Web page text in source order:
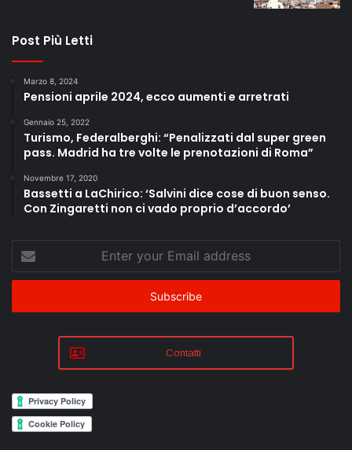
Post Più Letti
Marzo 8, 2024
Pensioni aprile 2024, ecco aumenti e arretrati
Gennaio 25, 2022
Turismo, Federalberghi: “Penalizzati dal super green
pass. Madrid ha tre volte le prenotazioni di Roma”
Novembre 17, 2020
Bassetti a LaChirico: ‘Salvini dice cose di buon senso.
Con Zingaretti non ci vado proprio d’accordo’
Enter
your
Email
Contatti